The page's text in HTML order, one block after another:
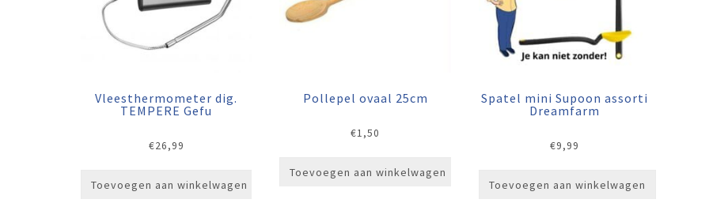
Vleesthermometer dig.
TEMPERE Gefu
€26,99
Toevoegen aan winkelwagen
Pollepel ovaal 25cm
€1,50
Toevoegen aan winkelwagen
Spatel mini Supoon assorti
Dreamfarm
€9,99
Toevoegen aan winkelwagen